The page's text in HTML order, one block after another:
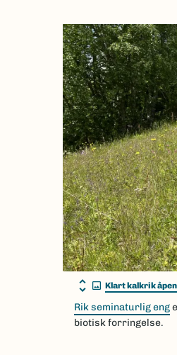
Klart kalkrik
Rik seminaturlig eng
biotisk forringelse.